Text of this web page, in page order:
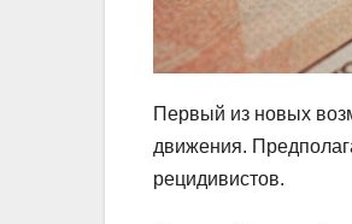
Первый из новых
движения.
рецидивистов.